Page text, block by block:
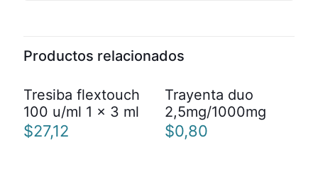
Productos relacionados
Tresiba flextouch
100 u/ml 1 x 3 ml
$27,12
Trayenta duo
2,5mg/1000mg
$0,80